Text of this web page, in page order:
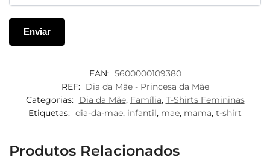
EAN: 5600000109380
REF: Dia da Mãe - Princesa da Mãe
Categorias: Dia da Mãe, Família, T-Shirts Femininas
Etiquetas: dia-da-mae, infantil, mae, mama, t-shirt
Produtos Relacionados